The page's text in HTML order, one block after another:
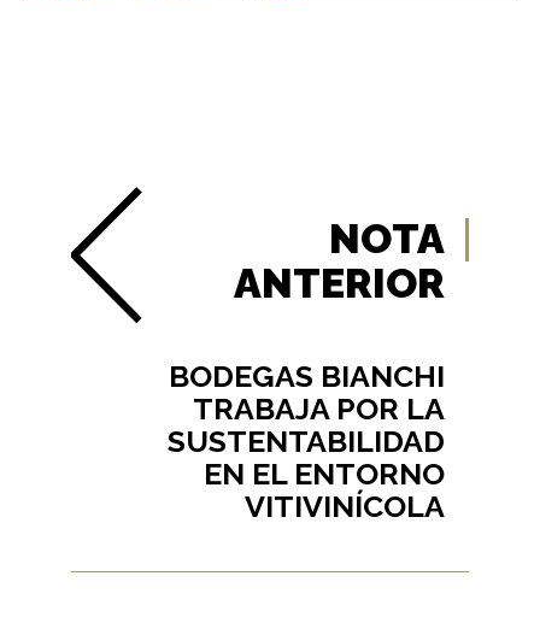
NOTA
ANTERIOR
BODEGAS BIANCHI
TRABAJA POR LA
SUSTENTABILIDAD
EN EL ENTORNO
VITIVINÍCOLA